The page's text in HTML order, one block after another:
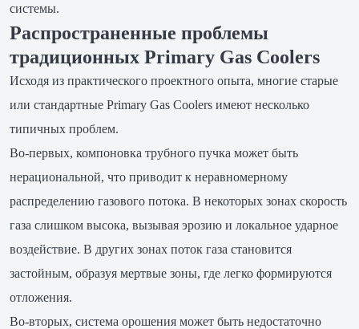
системы.
Распространенные проблемы
традиционных Primary Gas Coolers
Исходя из практического проектного опыта, многие старые
или стандартные Primary Gas Coolers имеют несколько
типичных проблем.
Во-первых, компоновка трубного пучка может быть
нерациональной, что приводит к неравномерному
распределению газового потока. В некоторых зонах скорость
газа слишком высока, вызывая эрозию и локальное ударное
воздействие. В других зонах поток газа становится
застойным, образуя мертвые зоны, где легко формируются
отложения.
Во-вторых, система орошения может быть недостаточно